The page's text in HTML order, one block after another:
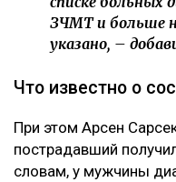
ЗЧМТ и больше
указано, –
Что известно о
При этом Арсен
пострадавший
словам, у мужчины